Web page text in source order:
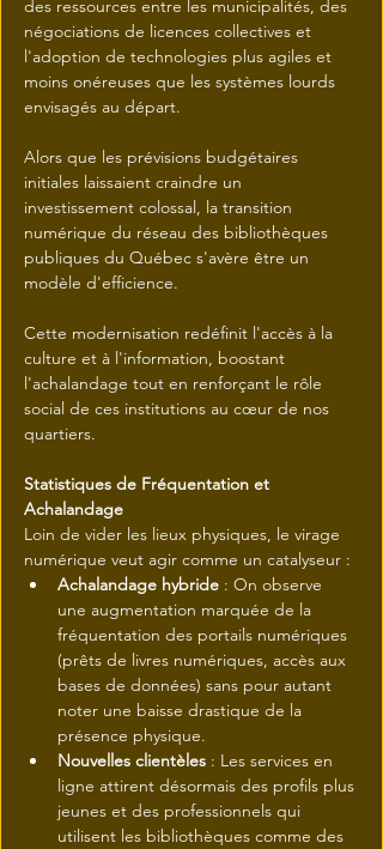
des ressources entre les municipalités, des
négociations de licences collectives et
l'adoption de technologies plus agiles et
moins onéreuses que les systèmes lourds
envisagés au départ.
Alors que les prévisions budgétaires
initiales laissaient craindre un
investissement colossal, la transition
numérique du réseau des bibliothèques
publiques du Québec s'avère être un
modèle d'efficience.
Cette modernisation redéfinit l'accès à la
culture et à l'information, boostant
l'achalandage tout en renforçant le rôle
social de ces institutions au cœur de nos
quartiers.
Statistiques de Fréquentation et
Achalandage
Loin de vider les lieux physiques, le virage
numérique veut agir comme un catalyseur :
Achalandage hybride : On observe
une augmentation marquée de la
fréquentation des portails numériques
(prêts de livres numériques, accès aux
bases de données) sans pour autant
noter une baisse drastique de la
présence physique.
Nouvelles clientèles : Les services en
ligne attirent désormais des profils plus
jeunes et des professionnels qui
utilisent les bibliothèques comme des